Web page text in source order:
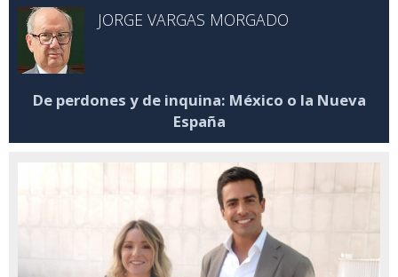
JORGE VARGAS MORGADO
De perdones y de inquina: México o la Nueva
España